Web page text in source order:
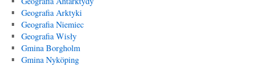
Geografia Arktyki
Geografia Niemiec
Geografia Wisły
Gmina Borgholm
Gmina Nyköping